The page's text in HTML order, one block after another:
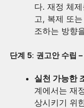
다. 재정 체
고, 복제 또
조하는 방향
단계 5: 권고안 수립
실천 가능한
계에서는 재
상시키기 위